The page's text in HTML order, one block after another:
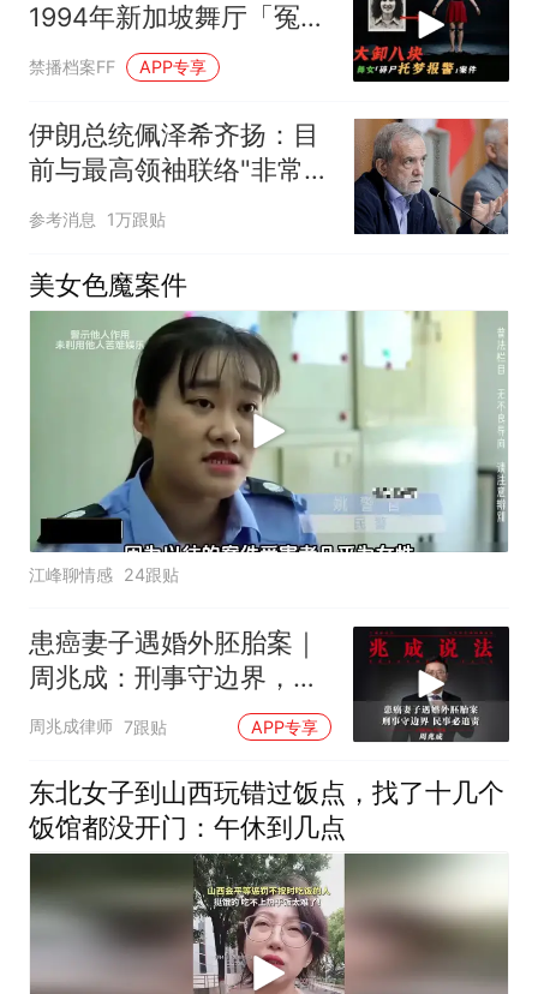
1994年新加坡舞厅「冤魂
报警」托梦寻身案件
禁播档案FF APP专享
伊朗总统佩泽希齐扬：目
前与最高领袖联络"非常困
难"
参考消息 1万跟贴
美女色魔案件
江峰聊情感 24跟贴
患癌妻子遇婚外胚胎案｜
周兆成：刑事守边界，民
事必追责
周兆成律师 7跟贴 APP专享
东北女子到山西玩错过饭点，找了十几个
饭馆都没开门：午休到几点